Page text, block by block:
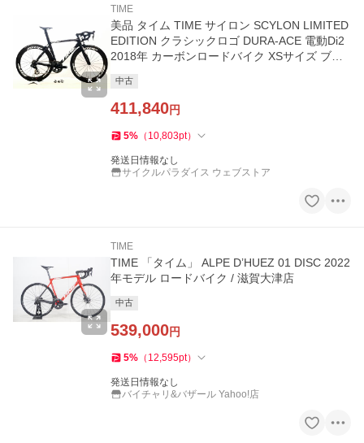
TIME
美品 タイム TIME サイロン SCYLON LIMITED
EDITION クラシックロゴ DURA-ACE 電動Di2
2018年 カーボンロードバイク XSサイズ ブラ
中古
411,840円
5% （ 10,803pt）
発送日情報なし
サイクルパラダイス ウェブストア
TIME
TIME 「タイム」 ALPE D’HUEZ 01 DISC 2022
年モデル ロードバイク / 滋賀大津店
中古
539,000円
5% （ 12,595pt）
発送日情報なし
バイチャリ&バザール Yahoo!店